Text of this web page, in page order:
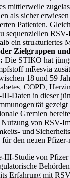
mittlerweile
als sicher
Patienten.
sequenziellen
ein strukturiertes
Zielgruppen
Die STIKO hat
mResvia
18 und 59
COPD,
Daten in dieser
Gremien
von RSV-
und
für den neuen
Studie von
Erfahrung mit